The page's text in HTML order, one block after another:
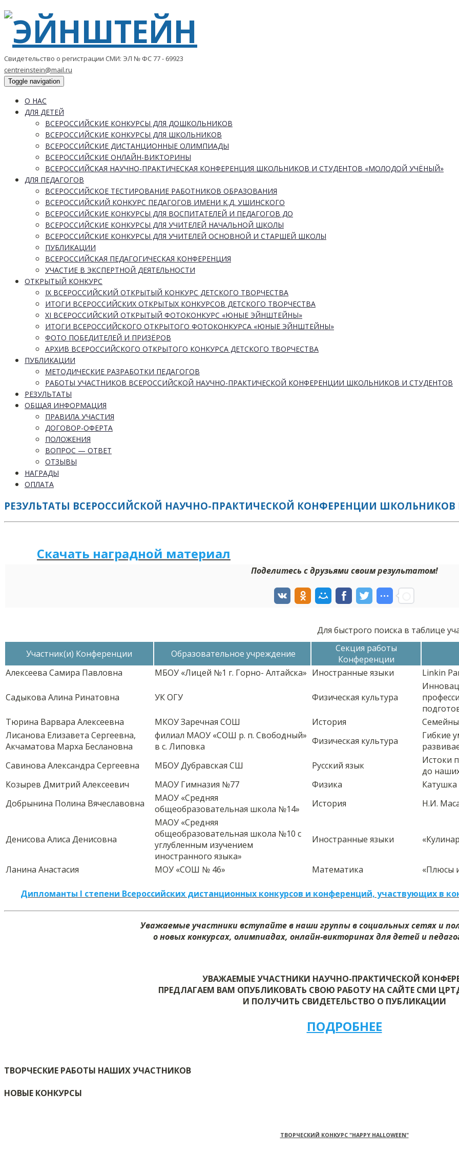
Свидетельство о регистрации СМИ: ЭЛ № ФС 77 - 69923
centreinstein@mail.ru
Toggle navigation
О НАС
ДЛЯ ДЕТЕЙ
ВСЕРОССИЙСКИЕ КОНКУРСЫ ДЛЯ ДОШКОЛЬНИКОВ
ВСЕРОССИЙСКИЕ КОНКУРСЫ ДЛЯ ШКОЛЬНИКОВ
ВСЕРОССИЙСКИЕ ДИСТАНЦИОННЫЕ ОЛИМПИАДЫ
ВСЕРОССИЙСКИЕ ОНЛАЙН-ВИКТОРИНЫ
ВСЕРОССИЙСКАЯ НАУЧНО-ПРАКТИЧЕСКАЯ КОНФЕРЕНЦИЯ ШКОЛЬНИКОВ И СТУДЕНТОВ «МОЛОДОЙ УЧЁНЫЙ»
ДЛЯ ПЕДАГОГОВ
ВСЕРОССИЙСКОЕ ТЕСТИРОВАНИЕ РАБОТНИКОВ ОБРАЗОВАНИЯ
ВСЕРОССИЙСКИЙ КОНКУРС ПЕДАГОГОВ ИМЕНИ К.Д. УШИНСКОГО
ВСЕРОССИЙСКИЕ КОНКУРСЫ ДЛЯ ВОСПИТАТЕЛЕЙ И ПЕДАГОГОВ ДО
ВСЕРОССИЙСКИЕ КОНКУРСЫ ДЛЯ УЧИТЕЛЕЙ НАЧАЛЬНОЙ ШКОЛЫ
ВСЕРОССИЙСКИЕ КОНКУРСЫ ДЛЯ УЧИТЕЛЕЙ ОСНОВНОЙ И СТАРШЕЙ ШКОЛЫ
ПУБЛИКАЦИИ
ВСЕРОССИЙСКАЯ ПЕДАГОГИЧЕСКАЯ КОНФЕРЕНЦИЯ
УЧАСТИЕ В ЭКСПЕРТНОЙ ДЕЯТЕЛЬНОСТИ
ОТКРЫТЫЙ КОНКУРС
IX ВСЕРОССИЙСКИЙ ОТКРЫТЫЙ КОНКУРС ДЕТСКОГО ТВОРЧЕСТВА
ИТОГИ ВСЕРОССИЙСКИХ ОТКРЫТЫХ КОНКУРСОВ ДЕТСКОГО ТВОРЧЕСТВА
XI ВСЕРОССИЙСКИЙ ОТКРЫТЫЙ ФОТОКОНКУРС «ЮНЫЕ ЭЙНШТЕЙНЫ»
ИТОГИ ВСЕРОССИЙСКОГО ОТКРЫТОГО ФОТОКОНКУРСА «ЮНЫЕ ЭЙНШТЕЙНЫ»
ФОТО ПОБЕДИТЕЛЕЙ И ПРИЗЁРОВ
АРХИВ ВСЕРОССИЙСКОГО ОТКРЫТОГО КОНКУРСА ДЕТСКОГО ТВОРЧЕСТВА
ПУБЛИКАЦИИ
МЕТОДИЧЕСКИЕ РАЗРАБОТКИ ПЕДАГОГОВ
РАБОТЫ УЧАСТНИКОВ ВСЕРОССИЙСКОЙ НАУЧНО-ПРАКТИЧЕСКОЙ КОНФЕРЕНЦИИ ШКОЛЬНИКОВ И СТУДЕНТОВ
РЕЗУЛЬТАТЫ
ОБЩАЯ ИНФОРМАЦИЯ
ПРАВИЛА УЧАСТИЯ
ДОГОВОР-ОФЕРТА
ПОЛОЖЕНИЯ
ВОПРОС — ОТВЕТ
ОТЗЫВЫ
НАГРАДЫ
ОПЛАТА
РЕЗУЛЬТАТЫ ВСЕРОССИЙСКОЙ НАУЧНО-ПРАКТИЧЕСКОЙ КОНФЕРЕНЦИИ ШКОЛЬНИКОВ И
Скачать наградной материал
Поделитесь с друзьями своим результатом!
Для быстрого поиска в таблице
Участник(и) Конференции Образовательное учреждение
Секция работы
Конференции
Алексеева Самира Павловна
МБОУ «Лицей №1 г. Горно- Алтайска» Иностранные языки Linkin
Садыкова Алина Ринатовна УК ОГУ Физическая культура
Тюрина Варвара Алексеевна МКОУ Заречная СОШ История
Лисанова Елизавета Сергеевна,
Акчаматова Марха Беслановна
филиал МАОУ «СОШ р. п. Свободный»
в с. Липовка
Физическая культура
Гибкие
Савинова Александра Сергеевна МБОУ Дубравская СШ Русский язык
Истоки
до
Козырев Дмитрий Алексеевич
МАОУ Гимназия №77 Физика Катушка
Добрынина Полина Вячеславовна
МАОУ «Средняя
общеобразовательная школа №14»
История Н.И.
Денисова Алиса Денисовна
МАОУ «Средняя
общеобразовательная школа №10 с
углубленным изучением
иностранного языка»
Иностранные языки
Ланина Анастасия МОУ «СОШ № 46» Математика «Плюсы
Дипломанты I степени Всероссийских дистанционных конкурсов и конференций, участвующих в
Уважаемые участники вступайте в наши группы в социальных сетях и
о новых конкурсах, олимпиадах, онлайн-викторинах для детей и
УВАЖАЕМЫЕ УЧАСТНИКИ НАУЧНО-ПРАКТИЧЕСКОЙ
ПРЕДЛАГАЕМ ВАМ ОПУБЛИКОВАТЬ СВОЮ РАБОТУ НА САЙТЕ СМИ
И ПОЛУЧИТЬ СВИДЕТЕЛЬСТВО О ПУБЛИКАЦИИ
ПОДРОБНЕЕ
ТВОРЧЕСКИЕ РАБОТЫ НАШИХ УЧАСТНИКОВ
НОВЫЕ КОНКУРСЫ
ТВОРЧЕСКИЙ КОНКУРС "HAPPY HALLOWEEN"